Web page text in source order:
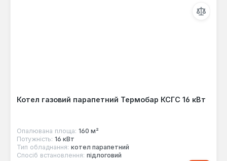
Котел газовий парапетний Термобар КСГС 16 кВт
Опалювана площа: 160 м²
Потужність: 16 кВт
Тип обладнання: котел парапетний
Спосіб встановлення: підлоговий